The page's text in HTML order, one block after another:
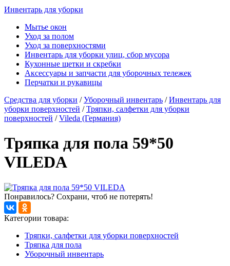
Инвентарь для уборки
Мытье окон
Уход за полом
Уход за поверхностями
Инвентарь для уборки улиц, сбор мусора
Кухонные щетки и скребки
Аксессуары и запчасти для уборочных тележек
Перчатки и рукавицы
Средства для уборки /Уборочный инвентарь /Инвентарь для
уборки поверхностей /Тряпки, салфетки для уборки
поверхностей /Vileda (Германия)
Тряпка для пола 59*50
VILEDA
Понравилось? Сохрани, чтоб не потерять!
Категории товара:
Тряпки, салфетки для уборки поверхностей
Тряпка для пола
Уборочный инвентарь